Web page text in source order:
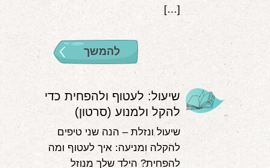
[…]
להמשך
שיעול: לעטוף ולהפחית כדי
להקל ולמנוע (סרטון)
שיעול ונזלת – הנה שני טיפים
להקלה ומניעה: איך לעטוף ומה
להפחית? הילד שלך מנוזל